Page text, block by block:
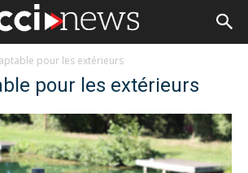
pour les extérieurs
pour les extérieurs